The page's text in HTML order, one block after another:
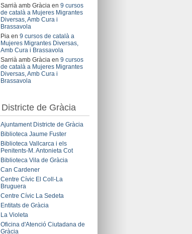
Sarrià amb Gràcia en 9 cursos
de català a Mujeres Migrantes
Diversas, Amb Cura i
Brassavola
Pia en 9 cursos de català a
Mujeres Migrantes Diversas,
Amb Cura i Brassavola
Sarrià amb Gràcia en 9 cursos
de català a Mujeres Migrantes
Diversas, Amb Cura i
Brassavola
Districte de Gràcia
Ajuntament Districte de Gràcia
Biblioteca Jaume Fuster
Biblioteca Vallcarca i els
Penitents-M. Antonieta Cot
Biblioteca Vila de Gràcia
Can Cardener
Centre Cívic El Coll-La
Bruguera
Centre Cívic La Sedeta
Entitats de Gràcia
La Violeta
Oficina d'Atenció Ciutadana de
Gràcia